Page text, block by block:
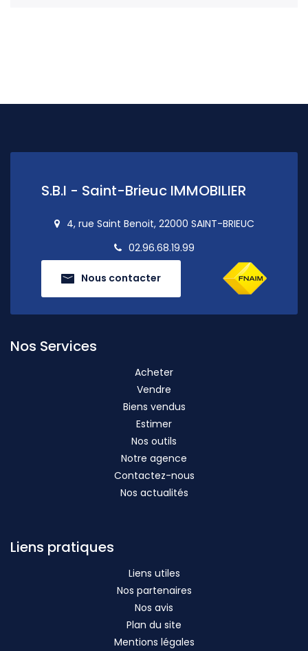
S.B.I - Saint-Brieuc IMMOBILIER
4, rue Saint Benoit, 22000 SAINT-BRIEUC
02.96.68.19.99
Nous contacter
Nos Services
Acheter
Vendre
Biens vendus
Estimer
Nos outils
Notre agence
Contactez-nous
Nos actualités
Liens pratiques
Liens utiles
Nos partenaires
Nos avis
Plan du site
Mentions légales